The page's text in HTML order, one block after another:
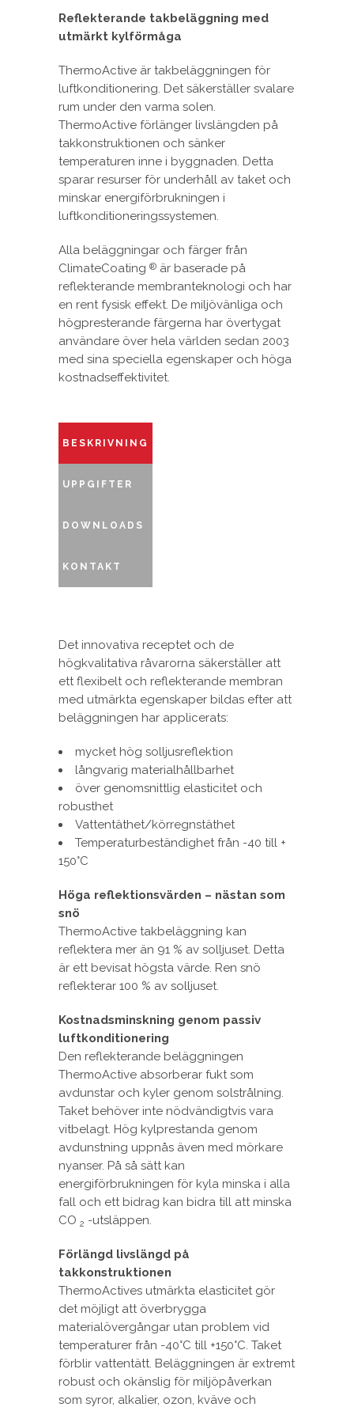
Reflekterande takbeläggning med
utmärkt kylförmåga
ThermoActive är takbeläggningen för
luftkonditionering. Det säkerställer svalare
rum under den varma solen.
ThermoActive förlänger livslängden på
takkonstruktionen och sänker
temperaturen inne i byggnaden. Detta
sparar resurser för underhåll av taket och
minskar energiförbrukningen i
luftkonditioneringssystemen.
Alla beläggningar och färger från
ClimateCoating ® är baserade på
reflekterande membranteknologi och har
en rent fysisk effekt. De miljövänliga och
högpresterande färgerna har övertygat
användare över hela världen sedan 2003
med sina speciella egenskaper och höga
kostnadseffektivitet.
BESKRIVNING
UPPGIFTER
DOWNLOADS
KONTAKT
Det innovativa receptet och de
högkvalitativa råvarorna säkerställer att
ett flexibelt och reflekterande membran
med utmärkta egenskaper bildas efter att
beläggningen har applicerats:
mycket hög solljusreflektion
långvarig materialhållbarhet
över genomsnittlig elasticitet och
robusthet
Vattentäthet/körregnstäthet
Temperaturbeständighet från -40 till +
150°C
Höga reflektionsvärden – nästan som
snö
ThermoActive takbeläggning kan
reflektera mer än 91 % av solljuset. Detta
är ett bevisat högsta värde. Ren snö
reflekterar 100 % av solljuset.
Kostnadsminskning genom passiv
luftkonditionering
Den reflekterande beläggningen
ThermoActive absorberar fukt som
avdunstar och kyler genom solstrålning.
Taket behöver inte nödvändigtvis vara
vitbelagt. Hög kylprestanda genom
avdunstning uppnås även med mörkare
nyanser. På så sätt kan
energiförbrukningen för kyla minska i alla
fall och ett bidrag kan bidra till att minska
CO 2 -utsläppen.
Förlängd livslängd på
takkonstruktionen
ThermoActives utmärkta elasticitet gör
det möjligt att överbrygga
materialövergångar utan problem vid
temperaturer från -40°C till +150°C. Taket
förblir vattentätt. Beläggningen är extremt
robust och okänslig för miljöpåverkan
som syror, alkalier, ozon, kväve och